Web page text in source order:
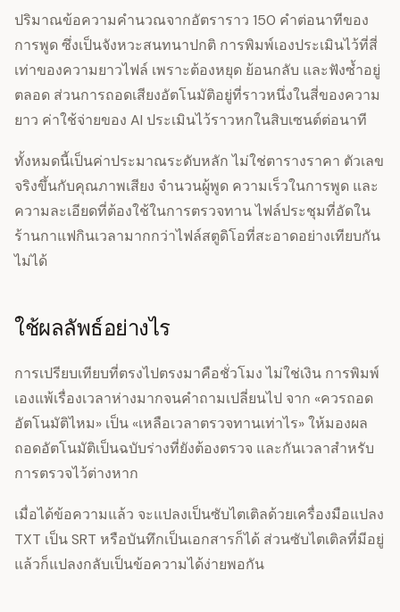
ปริมาณข้อความคำนวณจากอัตราราว 150 คำต่อนาทีของ
การพูด ซึ่งเป็นจังหวะสนทนาปกติ การพิมพ์เองประเมินไว้ที่สี่
เท่าของความยาวไฟล์ เพราะต้องหยุด ย้อนกลับ และฟังซ้ำอยู่
ตลอด ส่วนการถอดเสียงอัตโนมัติอยู่ที่ราวหนึ่งในสี่ของความ
ยาว ค่าใช้จ่ายของ AI ประเมินไว้ราวหกในสิบเซนต์ต่อนาที
ทั้งหมดนี้เป็นค่าประมาณระดับหลัก ไม่ใช่ตารางราคา ตัวเลข
จริงขึ้นกับคุณภาพเสียง จำนวนผู้พูด ความเร็วในการพูด และ
ความละเอียดที่ต้องใช้ในการตรวจทาน ไฟล์ประชุมที่อัดใน
ร้านกาแฟกินเวลามากกว่าไฟล์สตูดิโอที่สะอาดอย่างเทียบกัน
ไม่ได้
ใช้ผลลัพธ์อย่างไร
การเปรียบเทียบที่ตรงไปตรงมาคือชั่วโมง ไม่ใช่เงิน การพิมพ์
เองแพ้เรื่องเวลาห่างมากจนคำถามเปลี่ยนไป จาก «ควรถอด
อัตโนมัติไหม» เป็น «เหลือเวลาตรวจทานเท่าไร» ให้มองผล
ถอดอัตโนมัติเป็นฉบับร่างที่ยังต้องตรวจ และกันเวลาสำหรับ
การตรวจไว้ต่างหาก
เมื่อได้ข้อความแล้ว จะแปลงเป็นซับไตเติลด้วยเครื่องมือแปลง
TXT เป็น SRT หรือบันทึกเป็นเอกสารก็ได้ ส่วนซับไตเติลที่มีอยู่
แล้วก็แปลงกลับเป็นข้อความได้ง่ายพอกัน